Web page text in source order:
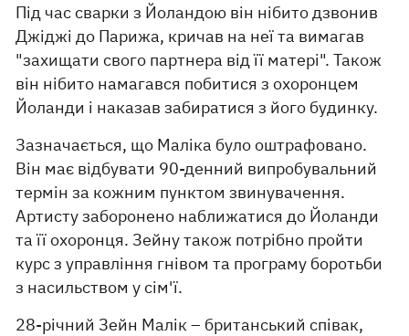
Під час сварки з Йоландою він нібито дзвонив
Джіджі до Парижа, кричав на неї та вимагав
"захищати свого партнера від її матері". Також
він нібито намагався побитися з охоронцем
Йоланди і наказав забиратися з його будинку.
Зазначається, що Маліка було оштрафовано.
Він має відбувати 90-денний випробувальний
термін за кожним пунктом звинувачення.
Артисту заборонено наближатися до Йоланди
та її охоронця. Зейну також потрібно пройти
курс з управління гнівом та програму боротьби
з насильством у сім'ї.
28-річний Зейн Малік – британський співак,